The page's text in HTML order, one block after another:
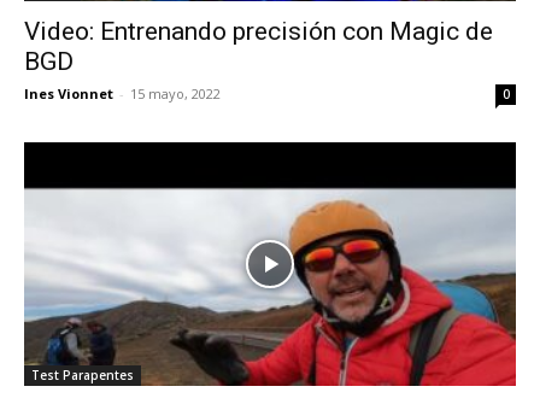
Video: Entrenando precisión con Magic de
BGD
Ines Vionnet - 15 mayo, 2022 0
Test Parapentes